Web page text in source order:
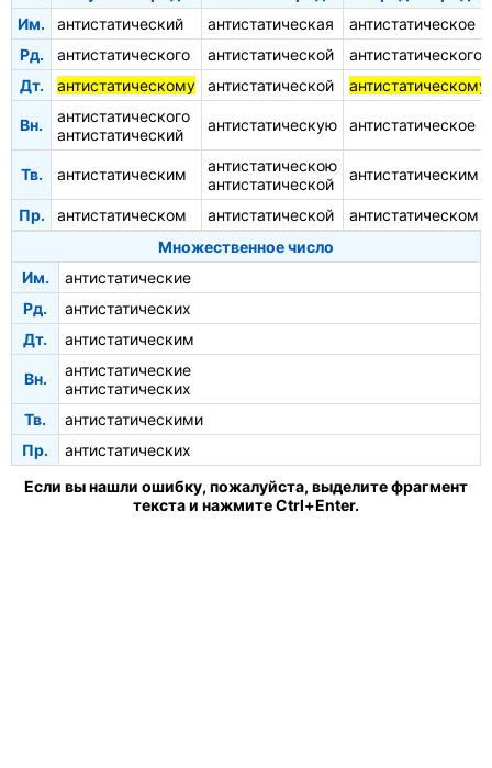
Им.
антистатический антистатическая
антистатическое
Рд.
антистатического антистатической
антистатического
Дт.
антистатическому антистатической антистатическому
Вн.
антистатического
антистатический
антистатическую антистатическое
Тв. антистатическим
антистатическою
антистатической
антистатическим
Пр. антистатическом антистатической
антистатическом
Множественное число
Им.
антистатические
Рд.
антистатических
Дт.
антистатическим
Вн.
антистатические
антистатических
Тв.
антистатическими
Пр.
антистатических
Если вы нашли ошибку, пожалуйста, выделите фрагмент
текста и нажмите Ctrl+Enter.